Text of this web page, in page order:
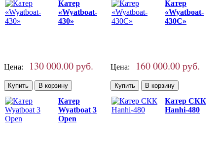
Катер
«Wyatboat-
430»
Цена: 130 000.00 руб.
Катер
«Wyatboat-
430C»
Цена: 160 000.00 руб.
Катер
Wyatboat 3
Open
Катер СКК
Hanhi-480